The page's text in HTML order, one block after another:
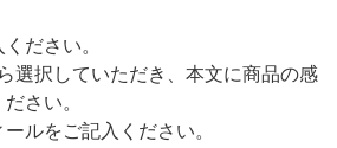
ださい。
選択していただき、本文に商品の感
さい。
ルをご記入ください。